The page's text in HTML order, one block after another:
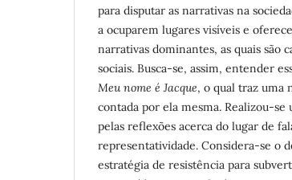
para disputar as narrativas na
a ocuparem lugares visíveis e
narrativas dominantes, as quais são
sociais. Busca-se, assim, entender
Meu nome é Jacque, o qual traz uma
contada por ela mesma. Realizou-
pelas reflexões acerca do lugar de
representatividade. Considera-se o
estratégia de resistência para